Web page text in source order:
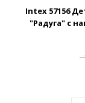
Intex 57156
"Радуга" с